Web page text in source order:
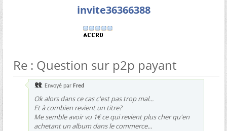
invite36366388
Re : Question sur p2p payant
Envoyé par Fred
Ok alors dans ce cas c'est pas trop mal...
Et à combien revient un titre?
Me semble avoir vu 1€ ce qui revient plus cher qu'en
achetant un album dans le commerce...